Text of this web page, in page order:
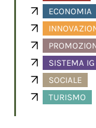
ECONOMIA
SISTEMA IG
SOCIALE
TURISMO